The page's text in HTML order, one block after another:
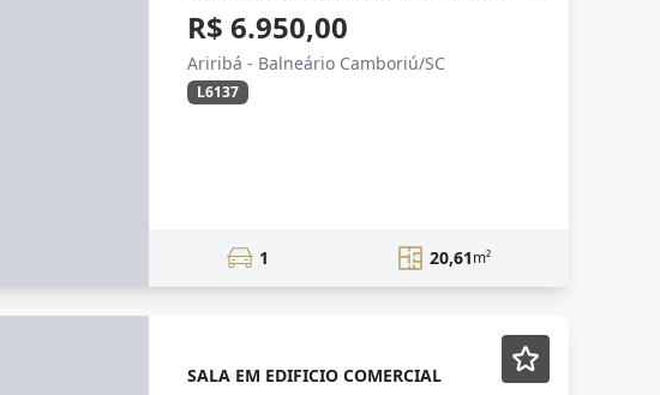
R$ 6.950,00
Ariribá - Balneário Camboriú/SC
L6137
1 20,61m²
SALA EM EDIFICIO COMERCIAL